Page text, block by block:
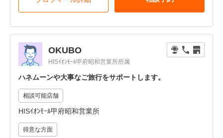
OKUBO
HISｲｵﾝﾓｰﾙ甲府昭和営業所所属
ハネムーンや大事なご旅行をサポートします。
相談可能店舗
HISｲｵﾝﾓｰﾙ甲府昭和営業所
得意な方面